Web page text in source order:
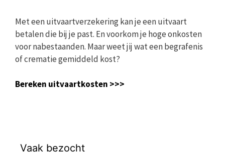
Met een uitvaartverzekering kan je een uitvaart
betalen die bij je past. En voorkom je hoge onkosten
voor nabestaanden. Maar weet jij wat een begrafenis
of crematie gemiddeld kost?
Bereken uitvaartkosten >>>
Vaak bezocht